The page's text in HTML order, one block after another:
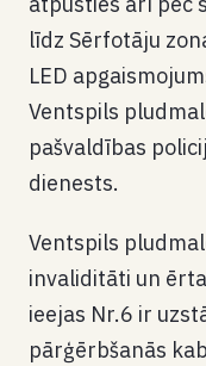
līdz Sērfotāju
LED
Ventspils
pašvaldības
dienests.
Ventspils
invaliditāti un
ieejas Nr.6 ir
pārģērbšanās